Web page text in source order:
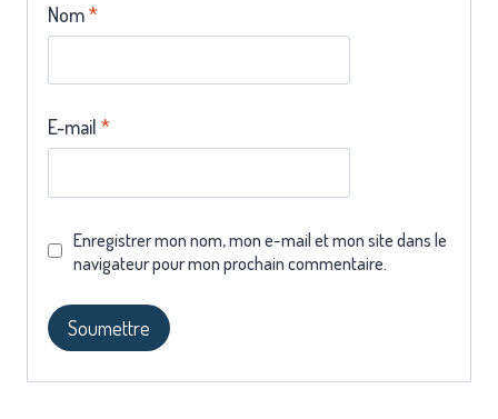
Nom*
E-mail *
Enregistrer mon nom, mon e-mail et mon site dans le
navigateur pour mon prochain commentaire.